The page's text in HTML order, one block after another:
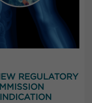
REGULATORY